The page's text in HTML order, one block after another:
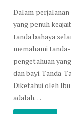
Dalam perjalanan
yang penuh
tanda bahaya
memahami
pengetahuan
dan bayi. Tanda-
Diketahui oleh
adalah…